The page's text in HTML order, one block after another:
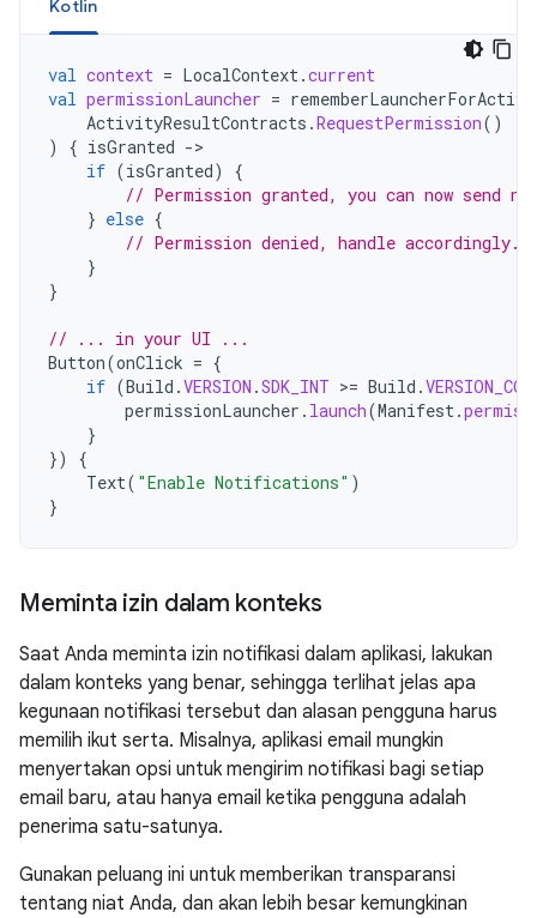
Kotlin
val context = LocalContext.current
val permissionLauncher =
ActivityResultContracts .RequestPermission()
)
{ isGranted -
if (isGranted)
{
// Permission granted, you can now send
} else {
// Permission denied, handle accordingly.
}
}
// ... in your UI ...
Button(onClick = {
if (Build .VERSION .SDK_INT >= Build .
permissionLauncher . launch(Manifest.
}
})
{
Text( "Enable Notifications" )
}
Meminta izin dalam konteks
Saat Anda meminta izin notifikasi dalam aplikasi, lakukan
dalam konteks yang benar, sehingga terlihat jelas apa
kegunaan notifikasi tersebut dan alasan pengguna harus
memilih ikut serta. Misalnya, aplikasi email mungkin
menyertakan opsi untuk mengirim notifikasi bagi setiap
email baru, atau hanya email ketika pengguna adalah
penerima satu-satunya.
Gunakan peluang ini untuk memberikan transparansi
tentang niat Anda, dan akan lebih besar kemungkinan